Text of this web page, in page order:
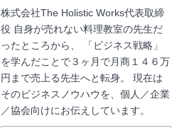
株式会社The Holistic Works代表取締
役 自身が売れない料理教室の先生だ
ったところから、 「ビジネス戦略」
を学んだことで３ヶ月で月商１４６万
円まで売上る先生へと転身。 現在は
そのビジネスノウハウを、個人／企業
／協会向けにお伝えしています。